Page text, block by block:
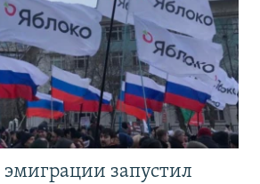
эмиграции запустил